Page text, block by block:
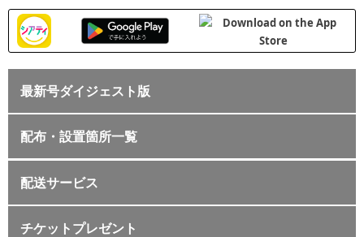
最新号ダイジェスト版
配布・設置箇所一覧
配送サービス
チケットプレゼント